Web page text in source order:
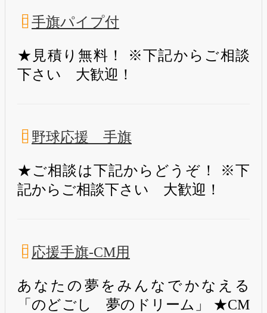
手旗パイプ付
★見積り無料！ ※下記からご相談
下さい 大歓迎！
野球応援 手旗
★ご相談は下記からどうぞ！ ※下
記からご相談下さい 大歓迎！
応援手旗-CM用
あなたの夢をみんなでかなえる
「のどごし 夢のドリーム」 ★CM